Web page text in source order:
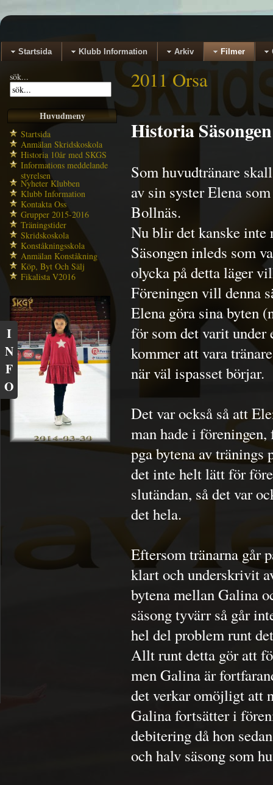
Startsida Klubb Information Arkiv Filmer
sök...
Huvudmeny
Startsida
Anmälan Skridskoskola
Historia 10år med SKGS
Informations meddelande
styrelsen
Nyheter Klubben
Klubb Information
Kontakta Oss
Grupper 2015-2016
Träningstider
Skridskoskola
Konståkningsskola
Anmälan Konståkning
Köp, Byt Och Sälj
Fikalista V2016
2011 Orsa
Historia
Som huvudtränare
av sin syster Elena
Bollnäs.
Nu blir det kanske
Säsongen inleds som
olycka på detta läger
Föreningen vill denna
Elena göra sina byten
för som det varit under
kommer att vara
när väl ispasset börjar.
Det var också så att
man hade i
pga bytena av tränings
det inte helt lätt för
slutändan, så det var
det hela.
Eftersom tränarna går
klart och underskrivit
bytena mellan Galina
säsong tyvärr så går
hel del problem runt
Allt runt detta gör att
men Galina är
det verkar omöjligt att
Galina fortsätter i
debitering då hon
och halv säsong som
I
N
F
O